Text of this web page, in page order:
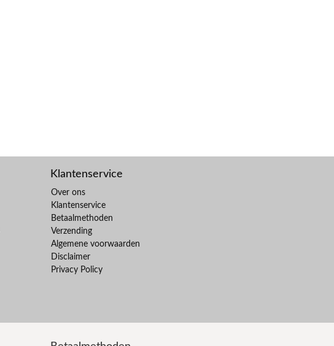
Klantenservice
Over ons
Klantenservice
Betaalmethoden
Verzending
Algemene voorwaarden
Disclaimer
Privacy Policy